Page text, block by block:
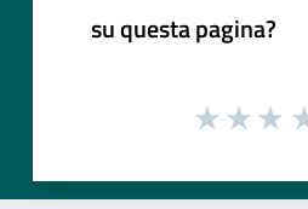
su questa pagina?